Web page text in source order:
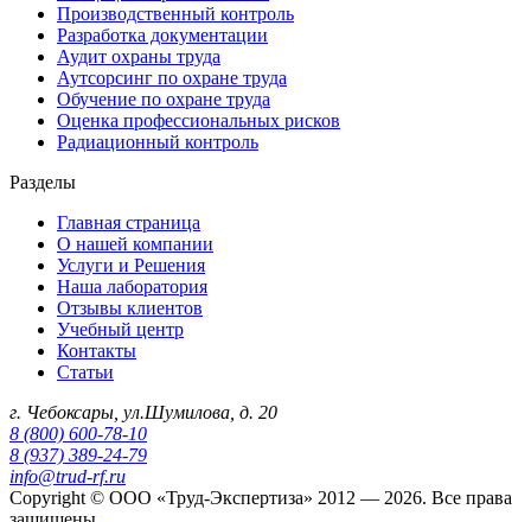
Производственный контроль
Разработка документации
Аудит охраны труда
Аутсорсинг по охране труда
Обучение по охране труда
Оценка профессиональных рисков
Радиационный контроль
Разделы
Главная страница
О нашей компании
Услуги и Решения
Наша лаборатория
Отзывы клиентов
Учебный центр
Контакты
Статьи
г. Чебоксары, ул.Шумилова, д. 20
8 (800) 600-78-10
8 (937) 389-24-79
info@trud-rf.ru
Copyright © ООО «Труд-Экспертиза» 2012 — 2026. Все права